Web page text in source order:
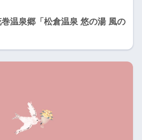
温泉郷「松倉温泉 悠の湯 風の